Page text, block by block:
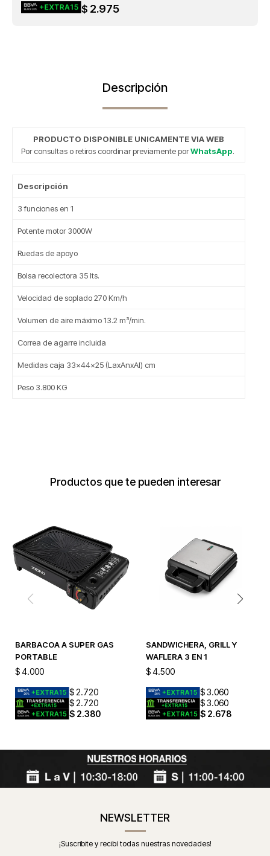
$ 2.975
Descripción
PRODUCTO DISPONIBLE UNICAMENTE VIA WEB
Por consultas o retiros coordinar previamente porWhatsApp.
Descripción
3 funciones en 1
Potente motor 3000W
Ruedas de apoyo
Bolsa recolectora 35 lts.
Velocidad de soplado 270 Km/h
Volumen de aire máximo 13.2 m³/min.
Correa de agarre incluida
Medidas caja 33x44x25 (LaxAnxAl) cm
Peso 3.800 KG
Productos que te pueden interesar
BARBACOA A SUPER GAS
PORTABLE
$4.000
$ 2.720
$ 2.720
$ 2.380
SANDWICHERA, GRILL Y
WAFLERA 3 EN 1
$ 4.500
$ 3.060
$ 3.060
$ 2.678
NEWSLETTER
¡Suscribite y recibí todas nuestras novedades!